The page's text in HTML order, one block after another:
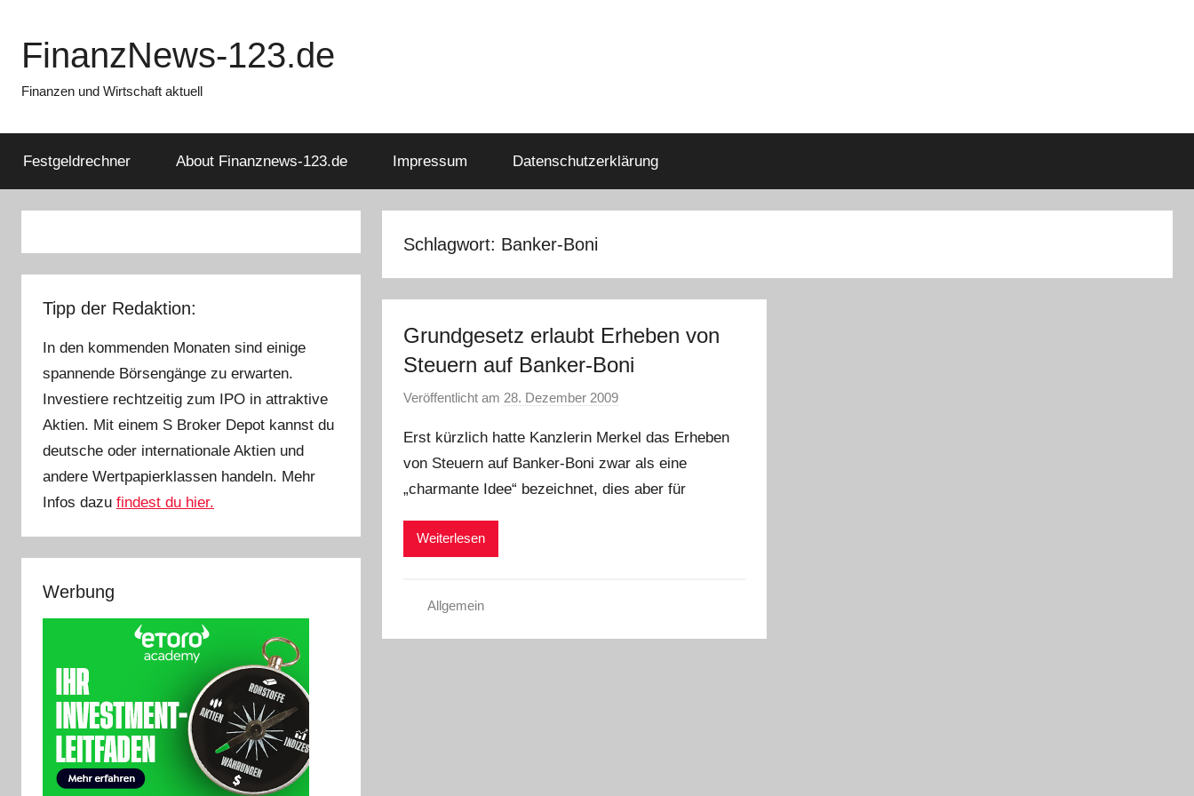
springen
FinanzNews-123.de
Finanzen und Wirtschaft aktuell
Festgeldrechner About Finanznews-123.de Impressum Datenschutzerklärung
Schlagwort: Banker-Boni
Grundgesetz erlaubt Erheben von
Steuern auf Banker-Boni
Veröffentlicht am 28. Dezember 2009v
n
C
h
Erst kürzlich hatte Kanzlerin Merkel das Erheben
von Steuern auf Banker-Boni zwar als eine
„charmante Idee“ bezeichnet, dies aber für
Weiterlesen
Allgemein
Tipp der Redaktion:
In den kommenden Monaten sind einige
spannende Börsengänge zu erwarten.
Investiere rechtzeitig zum IPO in attraktive
Aktien. Mit einem S Broker Depot kannst du
deutsche oder internationale Aktien und
andere Wertpapierklassen handeln. Mehr
Infos dazu findest du hier.
Werbung